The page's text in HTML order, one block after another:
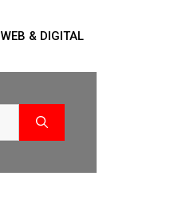
WEB & DIGITAL